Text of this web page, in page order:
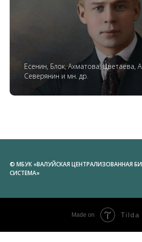
Есенин, Блок, Ахматова, Цветаева,
Северянин и мн. др.
© МБУК «ВАЛУЙСКАЯ ЦЕНТРАЛИЗОВАННАЯ
СИСТЕМА»
Made on Tilda